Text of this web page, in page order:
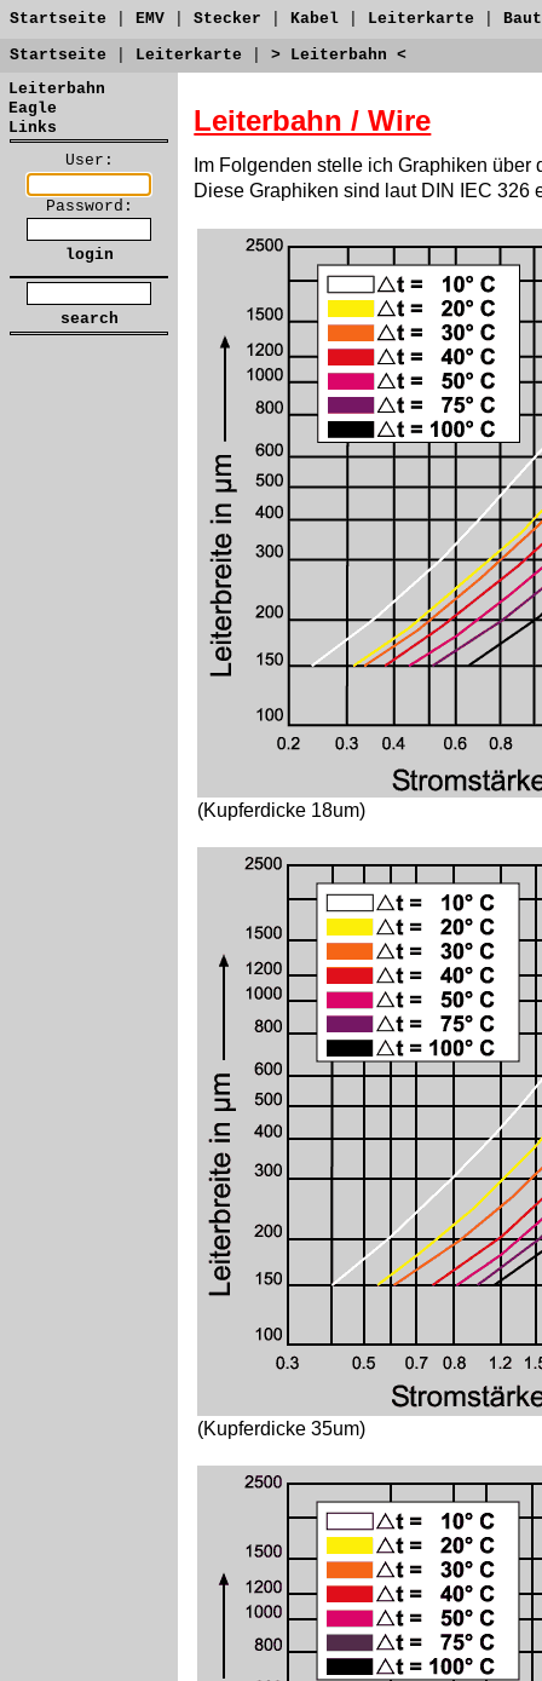
Startseite EMV Stecker Kabel Leiterkarte
Startseite
Leiterkarte
> Leiterbahn <
Leiterbahn
Eagle
Links
User:
Password:
Leiterbahn / Wire
Im Folgenden stelle ich Graphiken
Diese Graphiken sind laut DIN IEC 326
(Kupferdicke 18um)
(Kupferdicke 35um)